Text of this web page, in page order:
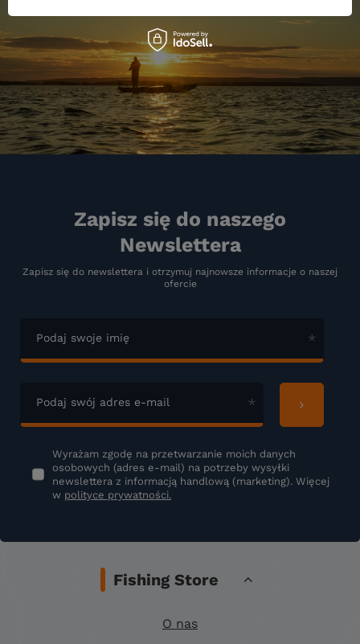
Zapisz się do naszego
Newslettera
Zapisz się do newslettera i otrzymuj najnowsze informacje o naszej
ofercie
Podaj swoje imię
Podaj swój adres e-mail
Wyrażam zgodę na przetwarzanie moich danych
osobowych (adres e-mail) na potrzeby wysyłki
newslettera z informacją handlową (marketing). Więcej
w polityce prywatności.
Fishing Store
O nas